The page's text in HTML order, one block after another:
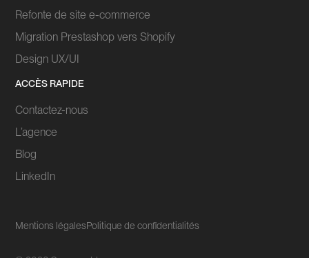
Refonte de site e-commerce
Migration Prestashop vers Shopify
Design UX/UI
ACCÈS RAPIDE
Contactez-nous
L’agence
Blog
LinkedIn
Mentions légalesPolitique de confidentialités